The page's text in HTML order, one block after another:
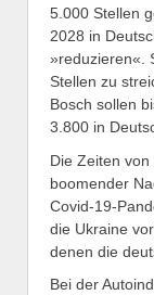
5.000 Stellen
2028 in
»reduzieren«.
Stellen zu
Bosch sollen
3.800 in
Die Zeiten
boomender
Covid-19-
die Ukraine
denen die
Bei der